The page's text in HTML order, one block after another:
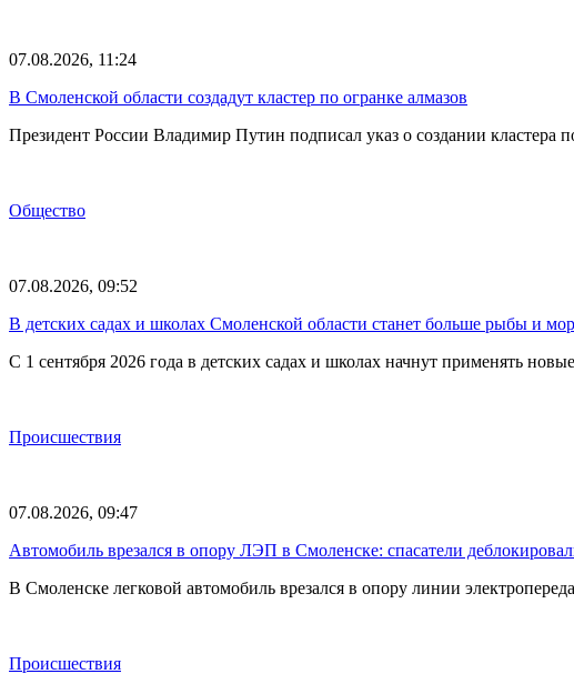
07.08.2026, 11:24
В Смоленской области создадут кластер по огранке алмазов
Президент России Владимир Путин подписал указ о создании
Общество
07.08.2026, 09:52
В детских садах и школах Смоленской области станет больше рыбы и
С 1 сентября 2026 года в детских садах и школах начнут применять
Происшествия
07.08.2026, 09:47
Автомобиль врезался в опору ЛЭП в Смоленске: спасатели
В Смоленске легковой автомобиль врезался в опору линии
Происшествия